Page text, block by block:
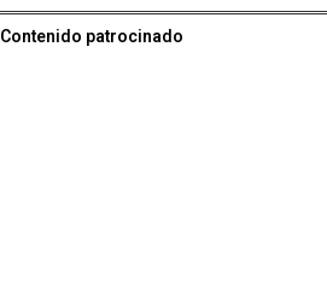
Contenido patrocinado